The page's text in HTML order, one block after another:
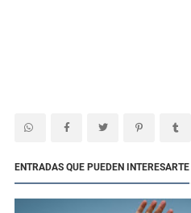
ENTRADAS QUE PUEDEN INTERESARTE